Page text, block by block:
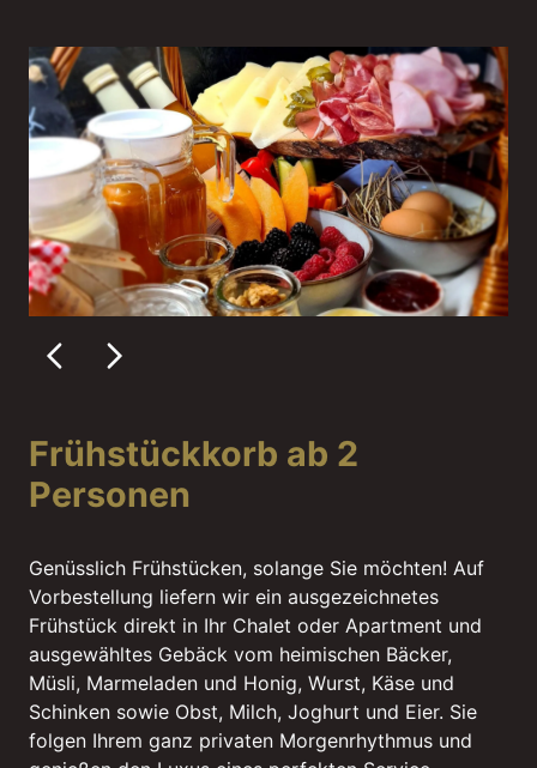
Frühstückkorb ab 2
Personen
Genüsslich Frühstücken, solange Sie möchten! Auf
Vorbestellung liefern wir ein ausgezeichnetes
Frühstück direkt in Ihr Chalet oder Apartment und
ausgewähltes Gebäck vom heimischen Bäcker,
Müsli, Marmeladen und Honig, Wurst, Käse und
Schinken sowie Obst, Milch, Joghurt und Eier. Sie
folgen Ihrem ganz privaten Morgenrhythmus und